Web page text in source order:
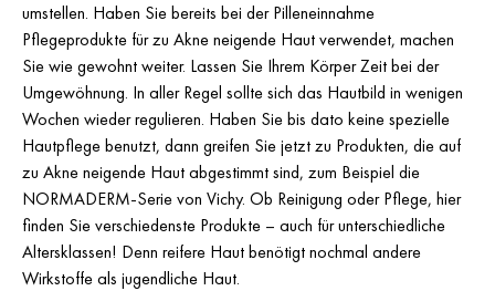
umstellen. Haben Sie bereits bei der Pilleneinnahme
Pflegeprodukte für zu Akne neigende Haut verwendet, machen
Sie wie gewohnt weiter. Lassen Sie Ihrem Körper Zeit bei der
Umgewöhnung. In aller Regel sollte sich das Hautbild in wenigen
Wochen wieder regulieren. Haben Sie bis dato keine spezielle
Hautpflege benutzt, dann greifen Sie jetzt zu Produkten, die auf
zu Akne neigende Haut abgestimmt sind, zum Beispiel die
NORMADERM-Serie von Vichy. Ob Reinigung oder Pflege, hier
finden Sie verschiedenste Produkte – auch für unterschiedliche
Altersklassen! Denn reifere Haut benötigt nochmal andere
Wirkstoffe als jugendliche Haut.